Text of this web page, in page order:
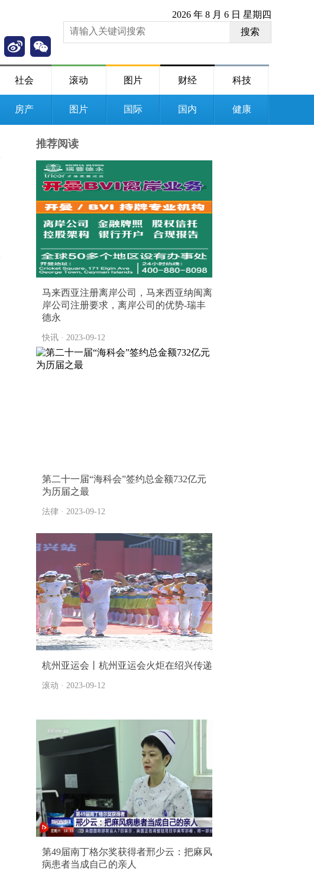
2026 年 8 月 6 日 星期四
搜索
社会 滚动 图片 财经 科技
房产 图片 国际 国内 健康
推荐阅读
马来西亚注册离岸公司，马来西亚纳闽离
岸公司注册要求，离岸公司的优势-瑞丰
德永
快讯 · 2023-09-12
第二十一届“海科会”签约总金额732亿元
为历届之最
法律 · 2023-09-12
杭州亚运会丨杭州亚运会火炬在绍兴传递
滚动 · 2023-09-12
第49届南丁格尔奖获得者邢少云：把麻风
病患者当成自己的亲人